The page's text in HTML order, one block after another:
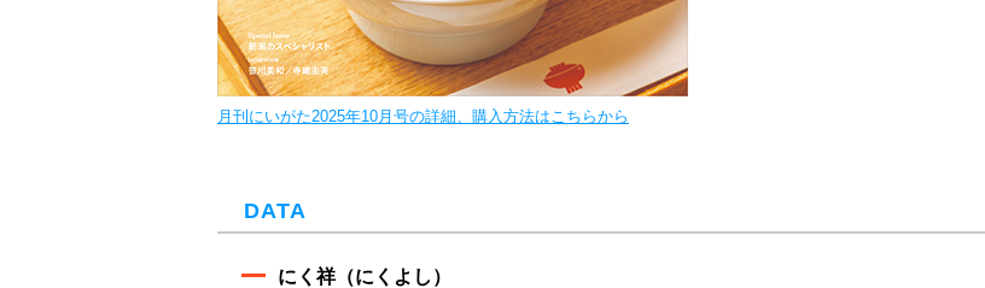
月刊にいがた2025年10月号の詳細、購入方法はこちらから
DATA
にく祥（にくよし）